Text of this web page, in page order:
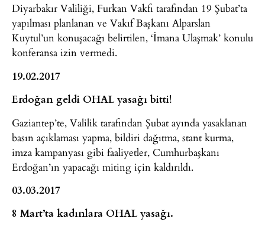
Diyarbakır Valiliği, Furkan Vakfı tarafından 19 Şubat’ta
yapılması planlanan ve Vakıf Başkanı Alparslan
Kuytul’un konuşacağı belirtilen, ‘İmana Ulaşmak’ konulu
konferansa izin vermedi.
19.02.2017
Erdoğan geldi OHAL yasağı bitti!
Gaziantep’te, Valilik tarafından Şubat ayında yasaklanan
basın açıklaması yapma, bildiri dağıtma, stant kurma,
imza kampanyası gibi faaliyetler, Cumhurbaşkanı
Erdoğan’ın yapacağı miting için kaldırıldı.
03.03.2017
8 Mart’ta kadınlara OHAL yasağı.